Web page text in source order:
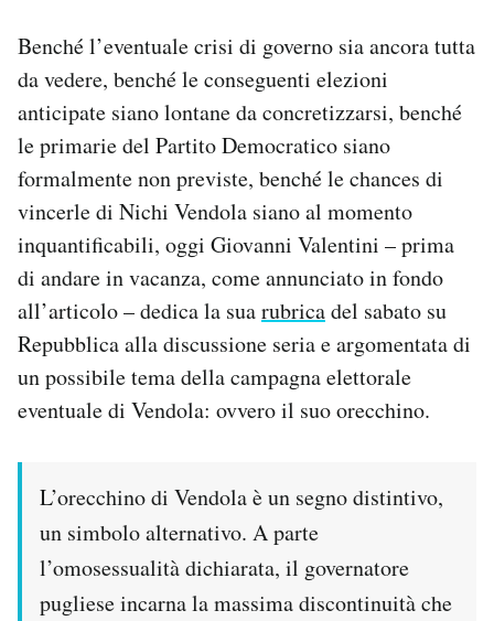
AREA PERSONALE
Area Personale
Newsletter
Notifiche mobile
Regala il Post
Hai bisogno di aiuto?
Benché l’eventuale crisi di governo sia ancora tutta
da vedere, benché le conseguenti elezioni
anticipate siano lontane da concretizzarsi, benché
le primarie del Partito Democratico siano
formalmente non previste, benché le chances di
vincerle di Nichi Vendola siano al momento
inquantificabili, oggi Giovanni Valentini – prima
di andare in vacanza, come annunciato in fondo
all’articolo – dedica la suarubricadel sabato su
Repubblica alla discussione seria e argomentata di
un possibile tema della campagna elettorale
eventuale di Vendola: ovvero il suo orecchino.
L’orecchino di Vendola è un segno distintivo,
un simbolo alternativo. A parte
l’omosessualità dichiarata, il governatore
pugliese incarna la massima discontinuità che